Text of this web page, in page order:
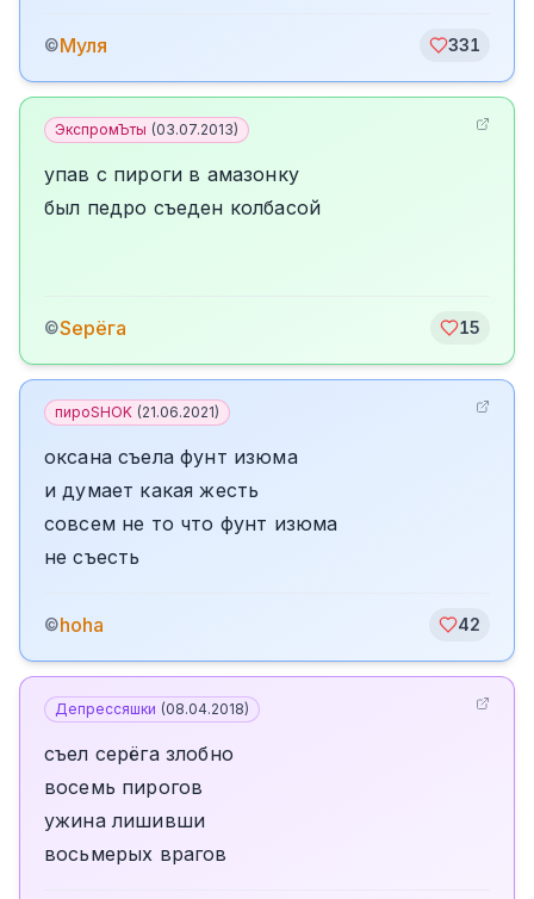
©Муля 331
ЭкспромЪты (03.07.2013)
упав с пироги в амазонку
был педро съеден колбасой
©Sерёга 15
пироSHOK (21.06.2021)
оксана съела фунт изюма
и думает какая жесть
совсем не то что фунт изюма
не съесть
©hoha 42
Депрессяшки (08.04.2018)
съел серёга злобно
восемь пирогов
ужина лишивши
восьмерых врагов